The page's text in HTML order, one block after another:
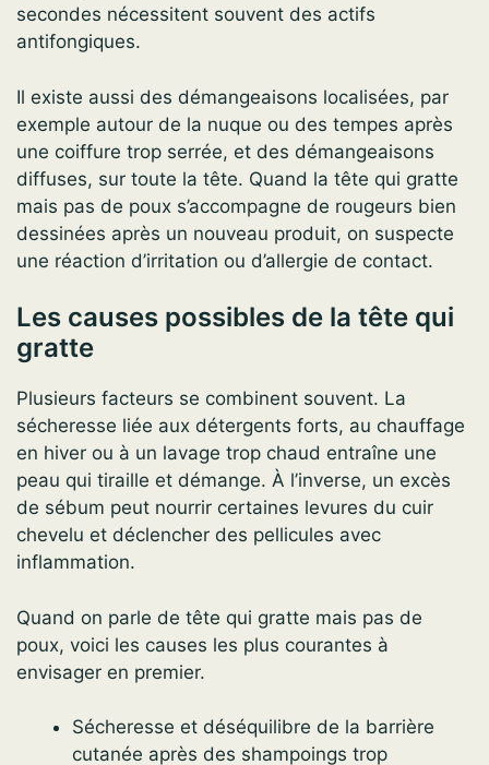
secondes nécessitent souvent des actifs
antifongiques.
Il existe aussi des démangeaisons localisées, par
exemple autour de la nuque ou des tempes après
une coiffure trop serrée, et des démangeaisons
diffuses, sur toute la tête. Quand la tête qui gratte
mais pas de poux s’accompagne de rougeurs bien
dessinées après un nouveau produit, on suspecte
une réaction d’irritation ou d’allergie de contact.
Les causes possibles de la tête qui
gratte
Plusieurs facteurs se combinent souvent. La
sécheresse liée aux détergents forts, au chauffage
en hiver ou à un lavage trop chaud entraîne une
peau qui tiraille et démange. À l’inverse, un excès
de sébum peut nourrir certaines levures du cuir
chevelu et déclencher des pellicules avec
inflammation.
Quand on parle de tête qui gratte mais pas de
poux, voici les causes les plus courantes à
envisager en premier.
Sécheresse et déséquilibre de la barrière
cutanée après des shampoings trop